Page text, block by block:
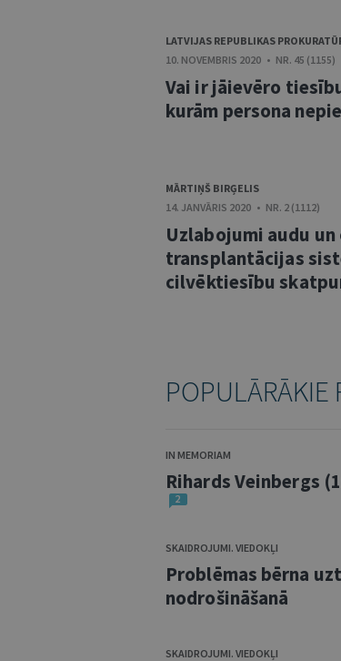
LATVIJAS REPUBLIKAS
10. NOVEMBRIS 2020 • NR. 45 (1155)
Vai ir jāievēro
kurām persona
MĀRTIŅŠ BIRĢELIS
14. JANVĀRIS 2020 • NR. 2 (1112)
Uzlabojumi audu un
transplantācijas
cilvēktiesību
POPULĀRĀKIE
IN MEMORIAM
Rihards Veinbergs
2
SKAIDROJUMI. VIEDOKĻI
Problēmas bērna
nodrošināšanā
SKAIDROJUMI. VIEDOKĻI